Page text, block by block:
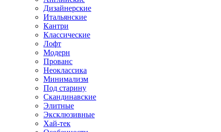
Дизайнерские
Итальянские
Кантри
Классические
Лофт
Модерн
Прованс
Неоклассика
Минимализм
Под старину
Скандинавские
Элитные
Эксклюзивные
Хай-тек